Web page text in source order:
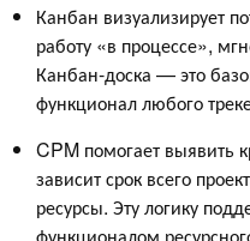
Канбан визуализирует
работу «в процессе»,
Канбан-доска — это
функционал любого
CPM помогает выявить
зависит срок всего
ресурсы. Эту логику
функционалом